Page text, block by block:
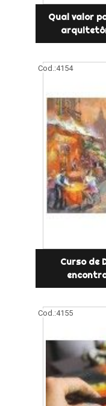
Qual valor
Cod.:4154
Curso de
Cod.:4155